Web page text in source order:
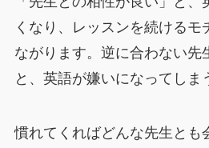
くなり、レッスンを続けるモ
ながります。逆に合わない先
と、英語が嫌いになってしま
慣れてくればどんな先生とも